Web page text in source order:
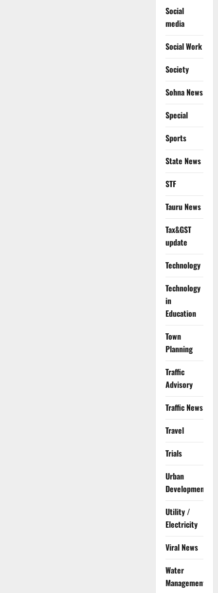
Social
media
Social Work
Society
Sohna News
Special
Sports
State News
STF
Tauru News
Tax&GST
update
Technology
Technology
in
Education
Town
Planning
Traffic
Advisory
Traffic News
Travel
Trials
Urban
Development
Utility /
Electricity
Viral News
Water
Management